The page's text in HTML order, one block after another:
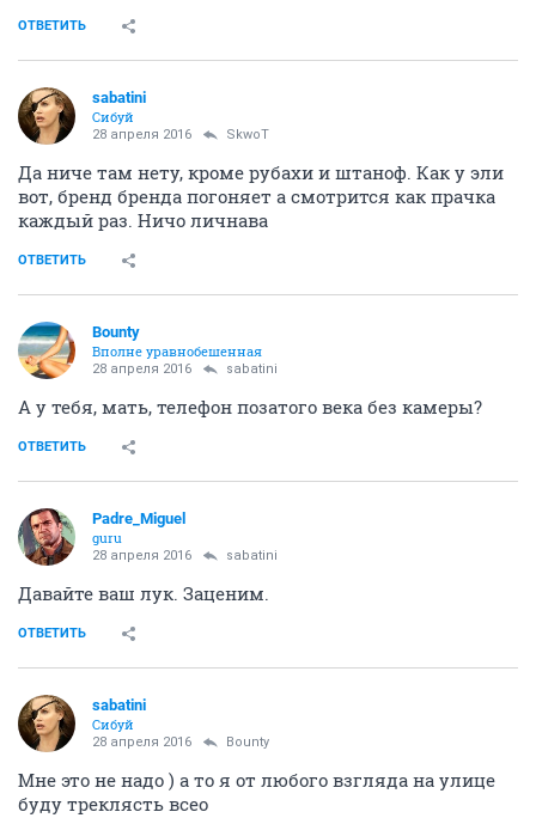
ОТВЕТИТЬ
sabatini
Сибуй
28 апреля 2016 SkwоT
Да ниче там нету, кроме рубахи и штаноф. Как у эли
вот, бренд бренда погоняет а смотрится как прачка
каждый раз. Ничо личнава
ОТВЕТИТЬ
Bounty
Вполне уравнобешенная
28 апреля 2016 sabatini
А у тебя, мать, телефон позатого века без камеры?
ОТВЕТИТЬ
Padre_Miguel
guru
28 апреля 2016 sabatini
Давайте ваш лук. Заценим.
ОТВЕТИТЬ
sabatini
Сибуй
28 апреля 2016 Bounty
Мне это не надо ) а то я от любого взгляда на улице
буду треклясть всео